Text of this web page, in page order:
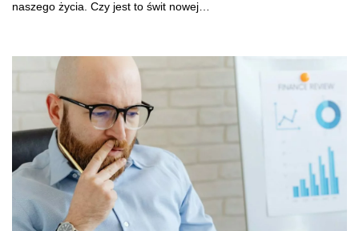
naszego życia. Czy jest to świt nowej…